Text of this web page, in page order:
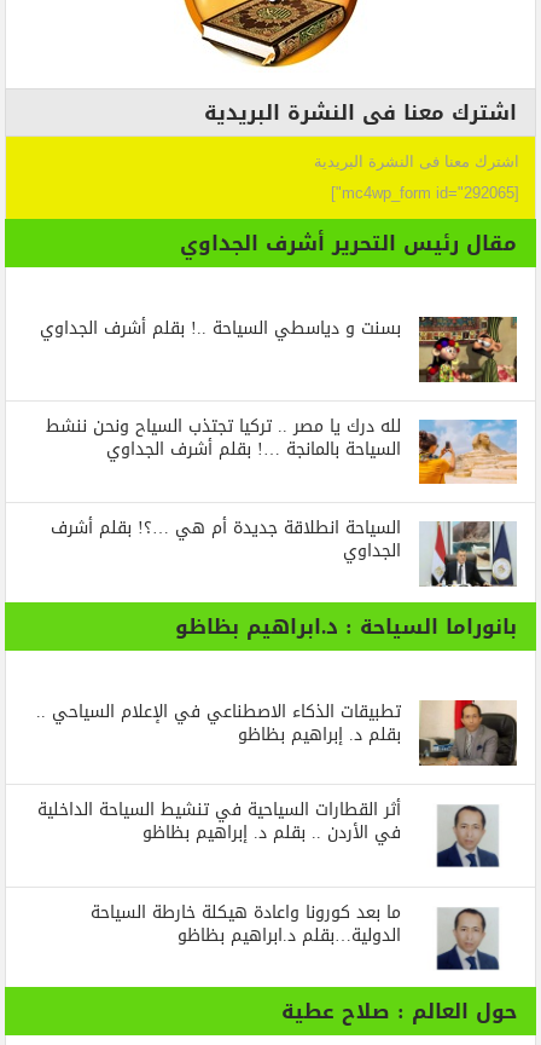
اشترك معنا فى النشرة البريدية
اشترك معنا فى النشرة البريدية
[mc4wp_form id="292065"]
مقال رئيس التحرير أشرف الجداوي
بسنت و دياسطي السياحة ..! بقلم أشرف الجداوي
لله درك يا مصر .. تركيا تجتذب السياح ونحن ننشط
السياحة بالمانجة …! بقلم أشرف الجداوي
السياحة انطلاقة جديدة أم هي …؟! بقلم أشرف
الجداوي
بانوراما السياحة : د.ابراهيم بظاظو
تطبيقات الذكاء الاصطناعي في الإعلام السياحي ..
بقلم د. إبراهيم بظاظو
أثر القطارات السياحية في تنشيط السياحة الداخلية
في الأردن .. بقلم د. إبراهيم بظاظو
ما بعد كورونا واعادة هيكلة خارطة السياحة
الدولية…بقلم د.ابراهيم بظاظو
حول العالم : صلاح عطية